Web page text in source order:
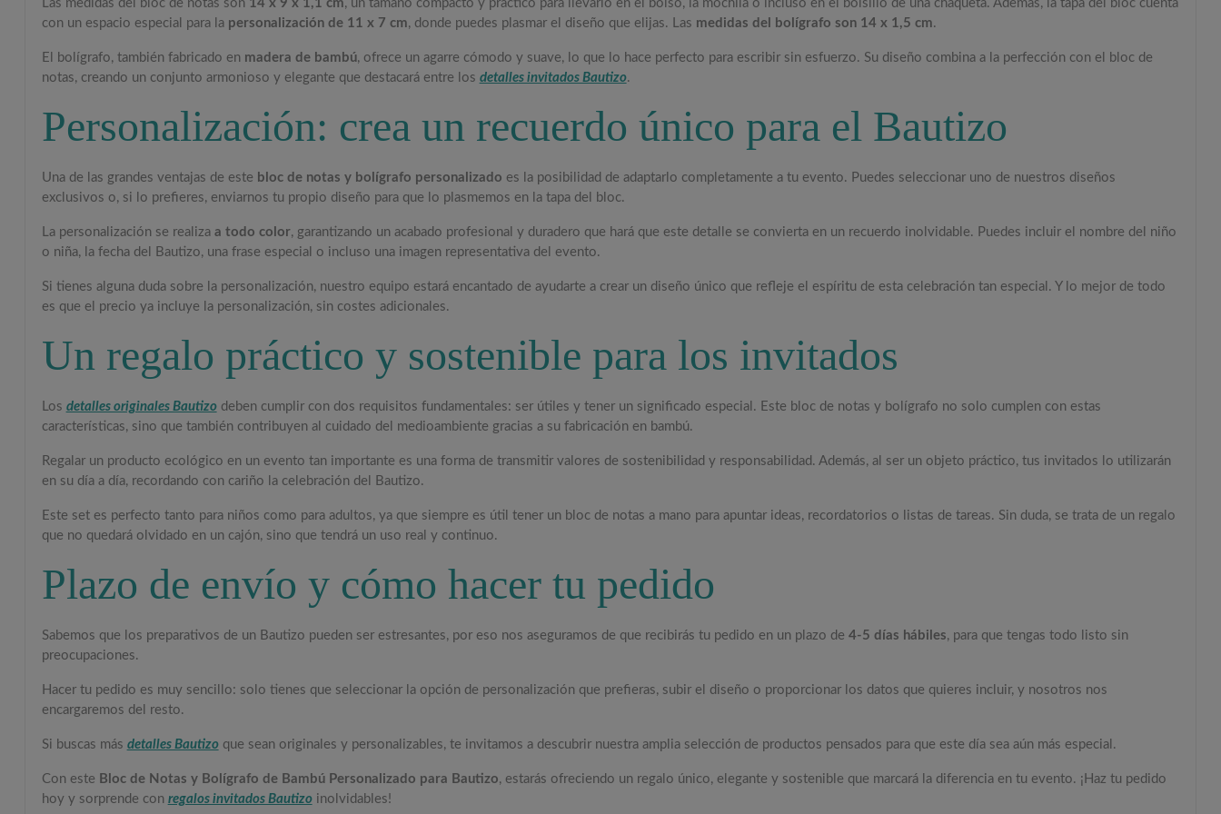
Las medidas del bloc de notas son 14 x 9 x 1,1 cm, un tamaño compacto y práctico para llevarlo en el bolso, la mochila o incluso en el bolsillo de una chaqueta. Además, la tapa del bloc cuenta
con un espacio especial para la personalización de 11 x 7 cm, donde puedes plasmar el diseño que elijas. Las medidas del bolígrafo son 14 x 1,5 cm.
El bolígrafo, también fabricado en madera de bambú, ofrece un agarre cómodo y suave, lo que lo hace perfecto para escribir sin esfuerzo. Su diseño combina a la perfección con el bloc de
notas, creando un conjunto armonioso y elegante que destacará entre los detalles invitados Bautizo.
Personalización: crea un recuerdo único para el Bautizo
Una de las grandes ventajas de este bloc de notas y bolígrafo personalizado es la posibilidad de adaptarlo completamente a tu evento. Puedes seleccionar uno de nuestros diseños
exclusivos o, si lo prefieres, enviarnos tu propio diseño para que lo plasmemos en la tapa del bloc.
La personalización se realiza a todo color, garantizando un acabado profesional y duradero que hará que este detalle se convierta en un recuerdo inolvidable. Puedes incluir el nombre del niño
o niña, la fecha del Bautizo, una frase especial o incluso una imagen representativa del evento.
Si tienes alguna duda sobre la personalización, nuestro equipo estará encantado de ayudarte a crear un diseño único que refleje el espíritu de esta celebración tan especial. Y lo mejor de todo
es que el precio ya incluye la personalización, sin costes adicionales.
Un regalo práctico y sostenible para los invitados
Los detalles originales Bautizodeben cumplir con dos requisitos fundamentales: ser útiles y tener un significado especial. Este bloc de notas y bolígrafo no solo cumplen con estas
características, sino que también contribuyen al cuidado del medioambiente gracias a su fabricación en bambú.
Regalar un producto ecológico en un evento tan importante es una forma de transmitir valores de sostenibilidad y responsabilidad. Además, al ser un objeto práctico, tus invitados lo utilizarán
en su día a día, recordando con cariño la celebración del Bautizo.
Este set es perfecto tanto para niños como para adultos, ya que siempre es útil tener un bloc de notas a mano para apuntar ideas, recordatorios o listas de tareas. Sin duda, se trata de un regalo
que no quedará olvidado en un cajón, sino que tendrá un uso real y continuo.
Plazo de envío y cómo hacer tu pedido
Sabemos que los preparativos de un Bautizo pueden ser estresantes, por eso nos aseguramos de que recibirás tu pedido en un plazo de 4-5 días hábiles, para que tengas todo listo sin
preocupaciones.
Hacer tu pedido es muy sencillo: solo tienes que seleccionar la opción de personalización que prefieras, subir el diseño o proporcionar los datos que quieres incluir, y nosotros nos
encargaremos del resto.
Si buscas más detalles Bautizoque sean originales y personalizables, te invitamos a descubrir nuestra amplia selección de productos pensados para que este día sea aún más especial.
Con este Bloc de Notas y Bolígrafo de Bambú Personalizado para Bautizo, estarás ofreciendo un regalo único, elegante y sostenible que marcará la diferencia en tu evento. ¡Haz tu pedido
hoy y sorprende con regalos invitados Bautizoinolvidables!